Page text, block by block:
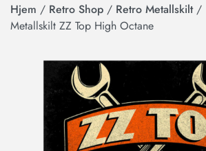
Hjem / Retro Shop / Retro Metallskilt /
Metallskilt ZZ Top High Octane